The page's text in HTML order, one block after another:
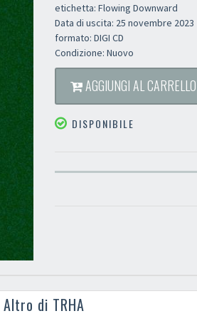
etichetta: Flowing Downward
Data di uscita: 25 novembre 2023
formato: DIGI CD
Condizione: Nuovo
AGGIUNGI AL CARRELLO
DISPONIBILE
Altro di TRHA